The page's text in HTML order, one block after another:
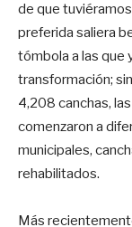
de que
preferida saliera
tómbola a las que
transformación;
4,208 canchas,
comenzaron a
municipales,
rehabilitados.
Más